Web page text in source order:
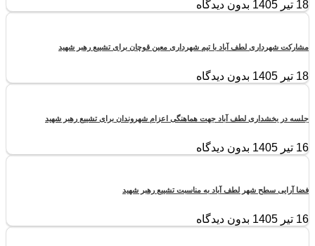
18 تیر 1405 بدون دیدگاه
مشارکت شهرداری لطف آباد با تیم شهرداری معین قوچان برای تشییع رهبر شهید
18 تیر 1405 بدون دیدگاه
جلسه در بخشداری لطف آباد جهت هماهنگی اعزام شهروندان برای تشییع رهبر شهید
16 تیر 1405 بدون دیدگاه
فضا آرایی سطح شهر لطف آباد به مناسبت تشییع رهبر شهید
16 تیر 1405 بدون دیدگاه